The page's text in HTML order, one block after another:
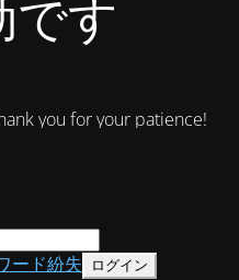
です
you for your patience!
ード紛失